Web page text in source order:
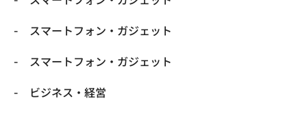
スマートフォン・ガジェット
スマートフォン・ガジェット
ビジネス・経営